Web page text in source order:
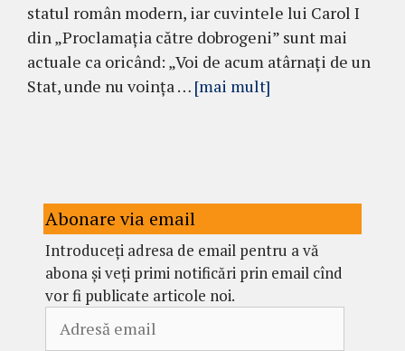
statul român modern, iar cuvintele lui Carol I
din „Proclamația către dobrogeni” sunt mai
actuale ca oricând: „Voi de acum atârnaţi de un
Stat, unde nu voinţa … [mai mult]
Abonare via email
Introduceți adresa de email pentru a vă
abona și veți primi notificări prin email cînd
vor fi publicate articole noi.
email